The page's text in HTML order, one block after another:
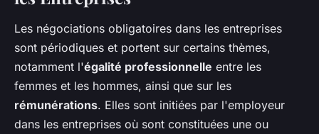
Les négociations obligatoires dans les entreprises
sont périodiques et portent sur certains thèmes,
notamment l'égalité professionnelle entre les
femmes et les hommes, ainsi que sur les
rémunérations. Elles sont initiées par l'employeur
dans les entreprises où sont constituées une ou